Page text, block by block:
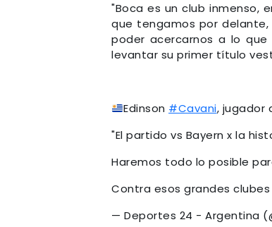
"Boca es un club inmenso,
que tengamos por
poder acercarnos a lo
levantar su primer título
Edinson #Cavani, jugador
"El partido vs Bayern x la
Haremos todo lo posible
Contra esos grandes
— Deportes 24 - Argentina